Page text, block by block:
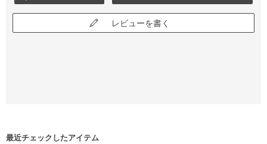
レビューを書く
最近チェックしたアイテム